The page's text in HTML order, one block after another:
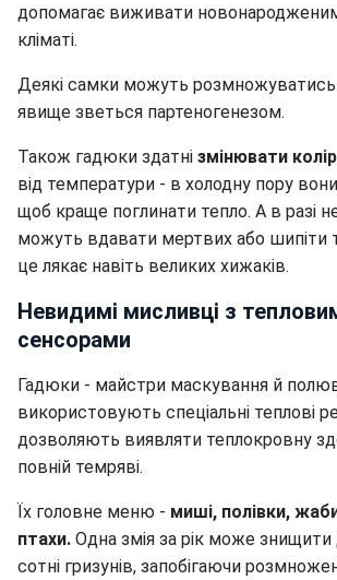
допомагає виживати
кліматі.
Деякі самки можуть розмножуватись
явище зветься партеногенезом.
Також гадюки здатні змінювати
від температури - в холодну пору
щоб краще поглинати тепло. А в разі
можуть вдавати мертвих або шипіти
це лякає навіть великих хижаків.
Невидимі мисливці з
сенсорами
Гадюки - майстри маскування й
використовують спеціальні теплові
дозволяють виявляти теплокровну
повній темряві.
Їх головне меню - миші, полівки,
птахи. Одна змія за рік може знищити
сотні гризунів, запобігаючи